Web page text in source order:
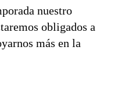
nuestro
obligados a
más en la